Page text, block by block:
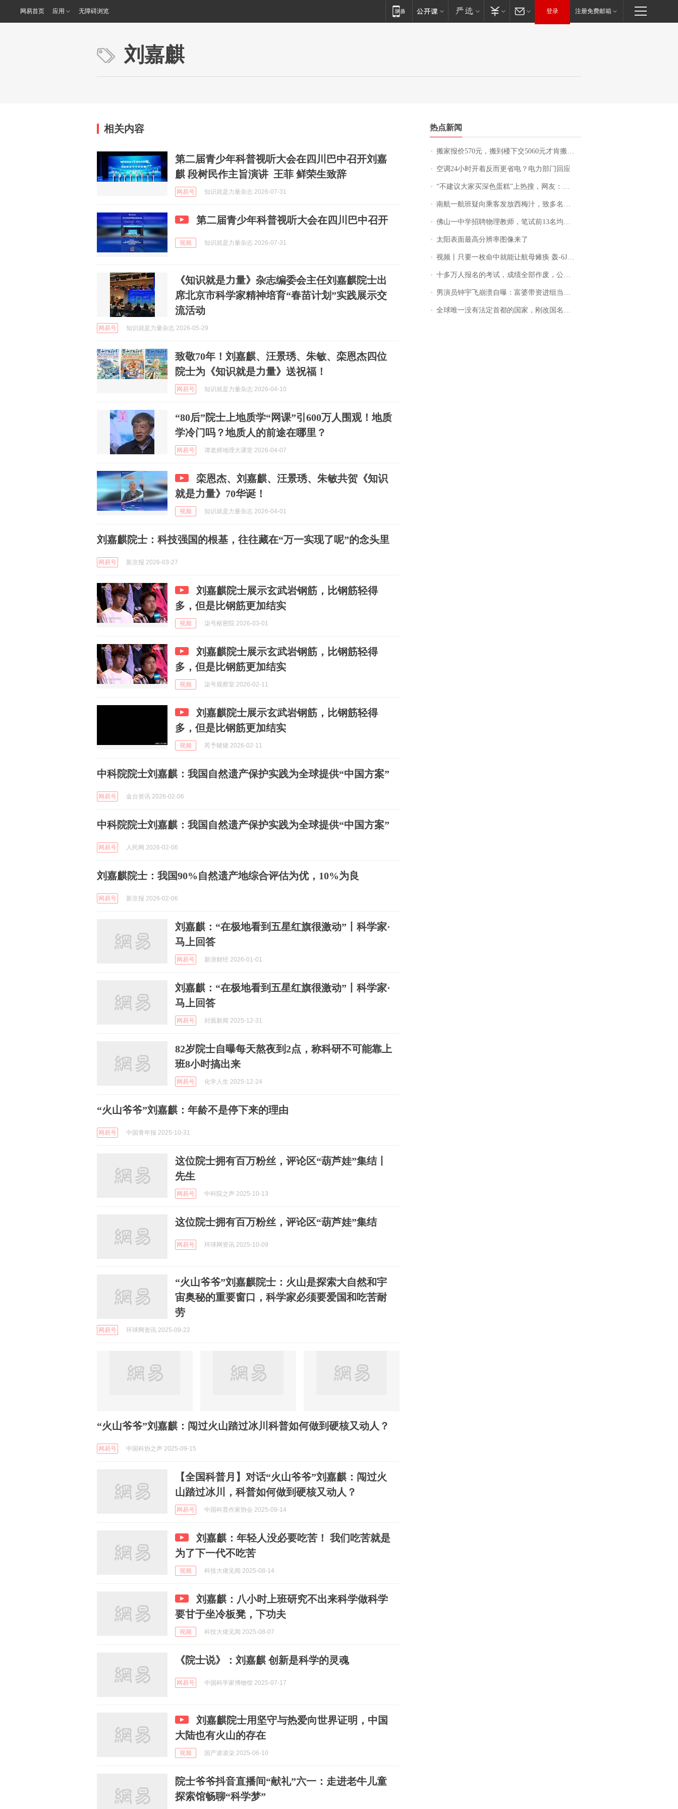
网易首页 应用 无障碍浏览 登录 注册免费邮箱
刘嘉麒
相关内容
第二届青少年科普视听大会在四川巴中召开刘嘉
麒 段树民作主旨演讲 王菲 鲜荣生致辞
网易号 知识就是力量杂志 2026-07-31
第二届青少年科普视听大会在四川巴中召开
视频 知识就是力量杂志 2026-07-31
《知识就是力量》杂志编委会主任刘嘉麒院士出
席北京市科学家精神培育“春苗计划”实践展示交
流活动
网易号 知识就是力量杂志 2026-05-29
致敬70年！刘嘉麒、汪景琇、朱敏、栾恩杰四位
院士为《知识就是力量》送祝福！
网易号 知识就是力量杂志 2026-04-10
“80后”院士上地质学“网课”引600万人围观！地质
学冷门吗？地质人的前途在哪里？
网易号 谭老师地理大课堂 2026-04-07
栾恩杰、刘嘉麒、汪景琇、朱敏共贺《知识
就是力量》70华诞！
视频 知识就是力量杂志 2026-04-01
刘嘉麒院士：科技强国的根基，往往藏在“万一实现了呢”的念头里
网易号 新京报 2026-03-27
刘嘉麒院士展示玄武岩钢筋，比钢筋轻得
多，但是比钢筋更加结实
视频 柒号枢密院 2026-03-01
刘嘉麒院士展示玄武岩钢筋，比钢筋轻得
多，但是比钢筋更加结实
视频 柒号观察室 2026-02-11
刘嘉麒院士展示玄武岩钢筋，比钢筋轻得
多，但是比钢筋更加结实
视频 芮予猪猪 2026-02-11
中科院院士刘嘉麒：我国自然遗产保护实践为全球提供“中国方案”
网易号 金台资讯 2026-02-06
中科院院士刘嘉麒：我国自然遗产保护实践为全球提供“中国方案”
网易号 人民网 2026-02-06
刘嘉麒院士：我国90%自然遗产地综合评估为优，10%为良
网易号 新京报 2026-02-06
刘嘉麒：“在极地看到五星红旗很激动”丨科学家·
马上回答
网易号 新浪财经 2026-01-01
刘嘉麒：“在极地看到五星红旗很激动”丨科学家·
马上回答
网易号 封面新闻 2025-12-31
82岁院士自曝每天熬夜到2点，称科研不可能靠上
班8小时搞出来
网易号 化学人生 2025-12-24
“火山爷爷”刘嘉麒：年龄不是停下来的理由
网易号 中国青年报 2025-10-31
这位院士拥有百万粉丝，评论区“葫芦娃”集结丨
先生
网易号 中科院之声 2025-10-13
这位院士拥有百万粉丝，评论区“葫芦娃”集结
网易号 环球网资讯 2025-10-09
“火山爷爷”刘嘉麒院士：火山是探索大自然和宇
宙奥秘的重要窗口，科学家必须要爱国和吃苦耐
劳
网易号 环球网资讯 2025-09-22
“火山爷爷”刘嘉麒：闯过火山踏过冰川科普如何做到硬核又动人？
网易号 中国科协之声 2025-09-15
【全国科普月】对话“火山爷爷”刘嘉麒：闯过火
山踏过冰川，科普如何做到硬核又动人？
网易号 中国科普作家协会 2025-09-14
刘嘉麒：年轻人没必要吃苦！ 我们吃苦就是
为了下一代不吃苦
视频 科技大佬见闻 2025-08-14
刘嘉麒：八小时上班研究不出来科学做科学
要甘于坐冷板凳，下功夫
视频 科技大佬见闻 2025-08-07
《院士说》：刘嘉麒 创新是科学的灵魂
网易号 中国科学家博物馆 2025-07-17
刘嘉麒院士用坚守与热爱向世界证明，中国
大陆也有火山的存在
视频 国产凌凌柒 2025-06-10
院士爷爷抖音直播间“献礼”六一：走进老牛儿童
探索馆畅聊“科学梦”
热点新闻
搬家报价570元，搬到楼下交5060元才肯搬上楼！女子傻眼了……
空调24小时开着反而更省电？电力部门回应
“不建议大家买深色蛋糕”上热搜，网友：天塌了！
南航一航班疑向乘客发放西梅汁，致多名乘客在飞行途中排队上厕所！乘客：机上100多人只有2个厕所；客服回应：并非每架飞机都会发放西梅汁
佛山一中学招聘物理教师，笔试前13名均遭淘汰？教育局：已叫停招聘，成立调查组全面核查
太阳表面最高分辨率图像来了
视频丨只要一枚命中就能让航母瘫痪 轰-6J实力有多强？
十多万人报名的考试，成绩全部作废，公平么？
男演员钟宇飞崩溃自曝：富婆带资进组当女主角，50多集短剧强加60余场吻戏......不敢得罪只能强忍
全球唯一没有法定首都的国家，刚改国名，总统就邀请中国大使骑行绕了几乎整个国境线一圈，还曾两次到中国寻根